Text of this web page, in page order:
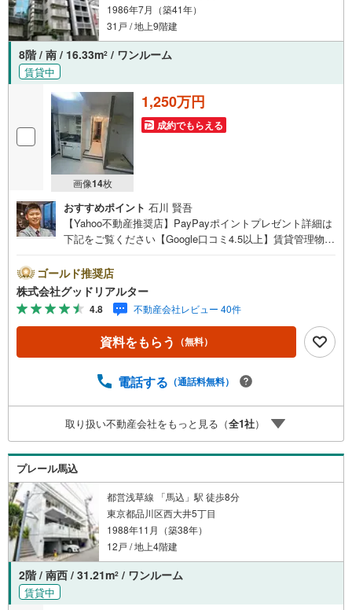
1986年7月（築41年）
31戸 / 地上9階建
8階 / 南 / 16.33m2 / ワンルーム
賃貸中
画像14枚
1,250万円
成約でもらえる
おすすめポイント 石川 賢吾
【Yahoo不動産推奨店】PayPayポイントプレゼント詳細は
下記をご覧ください【Google口コミ4.5以上】賃貸管理物件
です。自己使用も良し、貸しても良しのお薦めマンション
です。現在空室の為、セカンドハウスを探されている方。
初めは自分で利用し、いずれは投資用として貸し出したい
方。投資はしたいけど、実際のお部屋を内見した上で検討
したい方等々。是非お任せください。内見をご希望のお客
様は、事前にご予約頂ければ現地にてご案内可能となって
の収入や利回りは、将来にわたり、得られることを保証す
については現在の賃料等で、空室または所有者居住中等の
ものについては、周辺の賃料相場に基づき、満室時を想定
して表示しています。
ゴールド推奨店
株式会社グッドリアルター
4.8 不動産会社レビュー 40件
資料をもらう （無料）
電話する （通話料無料）
取り扱い不動産会社をもっと見る（全1社）
プレール馬込
都営浅草線 「馬込」駅 徒歩8分
東京都品川区西大井5丁目
1988年11月（築38年）
12戸 / 地上4階建
2階 / 南西 / 31.21m2 / ワンルーム
賃貸中